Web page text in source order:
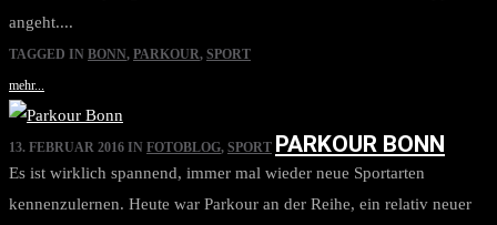
angeht....
TAGGED IN BONN, PARKOUR, SPORT
mehr...
13. FEBRUAR 2016 IN FOTOBLOG, SPORT PARKOUR BONN
Es ist wirklich spannend, immer mal wieder neue Sportarten
kennenzulernen. Heute war Parkour an der Reihe, ein relativ neuer